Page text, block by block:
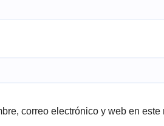
correo electrónico y web en